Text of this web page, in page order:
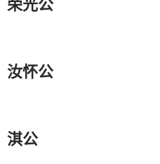
荣光公
汝怀公
淇公